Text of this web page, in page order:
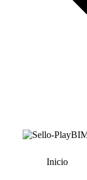
Inicio